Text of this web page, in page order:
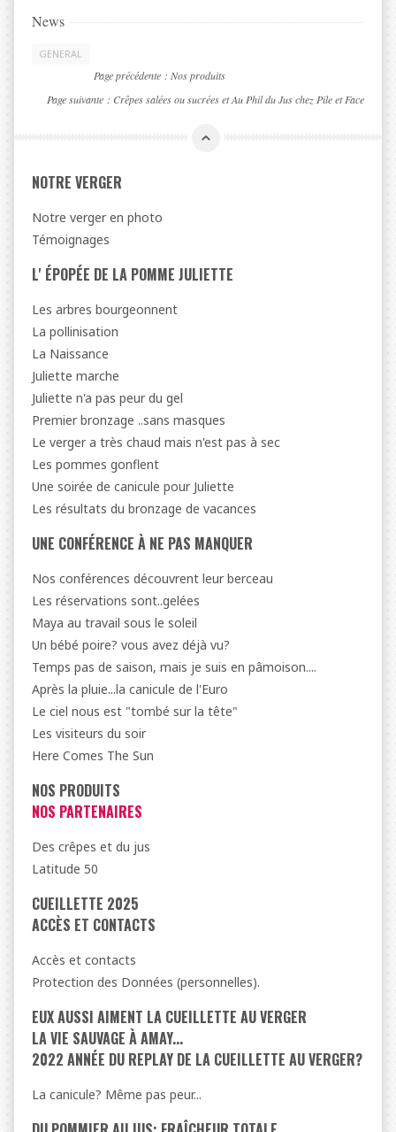
News
GENERAL
Page précédente : Nos produits
Page suivante : Crêpes salées ou sucrées et Au Phil du Jus chez Pile et Face
NOTRE VERGER
Notre verger en photo
Témoignages
L' ÉPOPÉE DE LA POMME JULIETTE
Les arbres bourgeonnent
La pollinisation
La Naissance
Juliette marche
Juliette n'a pas peur du gel
Premier bronzage ..sans masques
Le verger a très chaud mais n'est pas à sec
Les pommes gonflent
Une soirée de canicule pour Juliette
Les résultats du bronzage de vacances
UNE CONFÉRENCE À NE PAS MANQUER
Nos conférences découvrent leur berceau
Les réservations sont..gelées
Maya au travail sous le soleil
Un bébé poire? vous avez déjà vu?
Temps pas de saison, mais je suis en pâmoison....
Après la pluie...la canicule de l'Euro
Le ciel nous est "tombé sur la tête"
Les visiteurs du soir
Here Comes The Sun
NOS PRODUITS
NOS PARTENAIRES
Des crêpes et du jus
Latitude 50
CUEILLETTE 2025
ACCÈS ET CONTACTS
Accès et contacts
Protection des Données (personnelles).
EUX AUSSI AIMENT LA CUEILLETTE AU VERGER
LA VIE SAUVAGE À AMAY...
2022 ANNÉE DU REPLAY DE LA CUEILLETTE AU VERGER?
La canicule? Même pas peur...